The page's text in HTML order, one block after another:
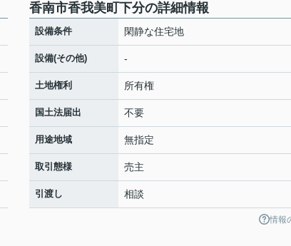
香南市香我美町下分の詳細情報
設備条件 閑静な住宅地
設備(その他) -
土地権利 所有権
国土法届出 不要
用途地域 無指定
取引態様 売主
引渡し 相談
情報